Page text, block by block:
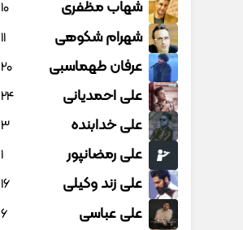
شهاب مظفری 10 آهنگ
شهرام شکوهی 11 آهنگ
عرفان طهماسبی 20 آهنگ
علی احمدیانی 24 آهنگ
علی خدابنده 3 آهنگ
علی رمضانپور 1 آهنگ
علی زند وکیلی 16 آهنگ
علی عباسی 6 آهنگ